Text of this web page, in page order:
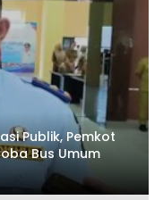
Publik, Pemkot
Bus Umum